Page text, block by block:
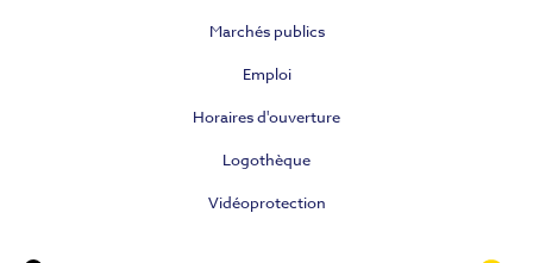
Marchés publics
Emploi
Horaires d'ouverture
Logothèque
Vidéoprotection